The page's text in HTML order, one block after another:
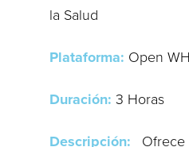
la Salud
Plataforma: Open
Duración: 3 Horas
Descripción: